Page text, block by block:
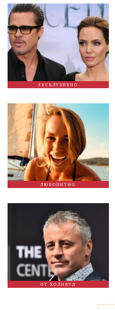
ЕКСКЛУЗИВНО
ЛЮБОПИТНО
ОТ ХОЛИВУД